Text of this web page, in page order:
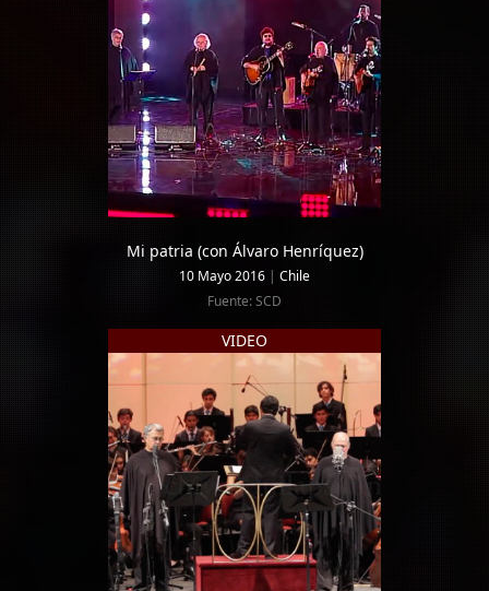
Mi patria (con Álvaro Henríquez)
10 Mayo 2016 | Chile
Fuente: SCD
VIDEO